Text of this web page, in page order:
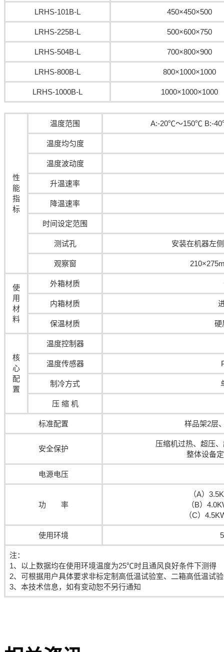
LRHS-101B-L 450×450×500
LRHS-225B-L 500×600×750
LRHS-504B-L 700×800×900
LRHS-800B-L 800×1000×1000
LRHS-1000B-L 1000×1000×1000
性
能
指
标
温度范围 A:-20℃～150℃ B:-
温度均匀度
温度波动度
升温速率
降温速率
时间设定范围
测试孔 安装在机器左
观察窗
使
用
材
料
外箱材质
内箱材质
保温材质 硬
核
心
配
置
温度控制器
温度传感器
制冷方式
压 缩 机
标准配置 样品架2层
安全保护
压缩机过热、超压
整体设备
电源电压
功 率
（A）
（B）
（C）
使用环境
注：
1、以上数据均在使用环境温度为25℃时且通风良好条件下测得
2、可根据用户具体要求非标定制高低温试验室、二箱高低温试
3、本技术信息，如有变动恕不另行通知